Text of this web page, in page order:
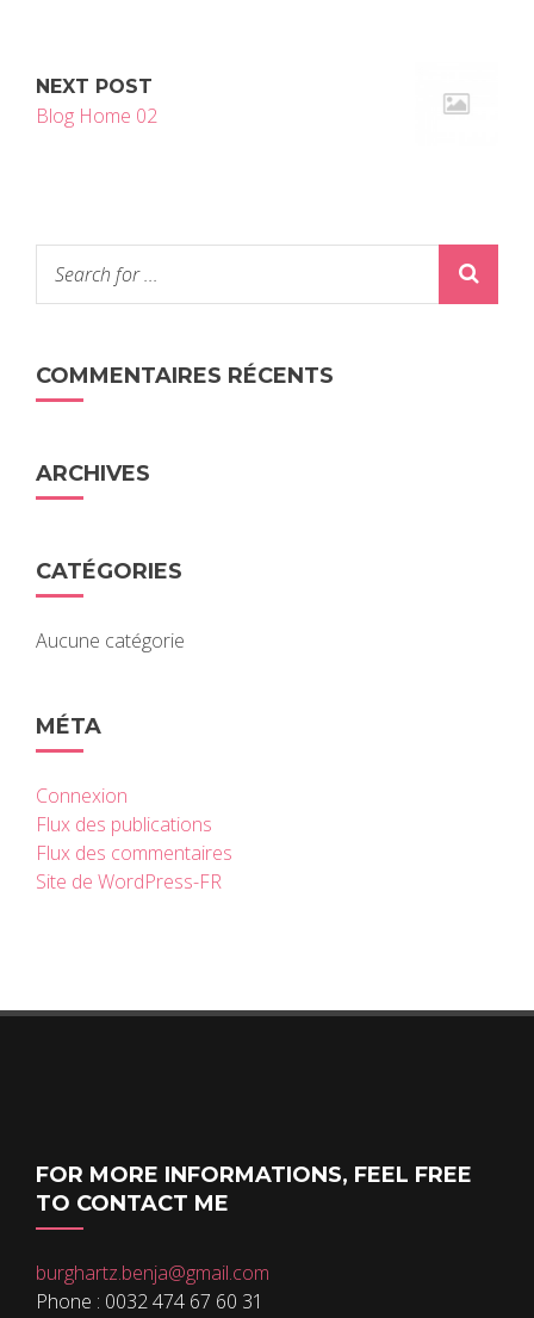
NEXT POST
Blog Home 02
COMMENTAIRES RÉCENTS
ARCHIVES
CATÉGORIES
Aucune catégorie
MÉTA
Connexion
Flux des publications
Flux des commentaires
Site de WordPress-FR
FOR MORE INFORMATIONS, FEEL FREE
TO CONTACT ME
burghartz.benja@gmail.com
Phone : 0032 474 67 60 31